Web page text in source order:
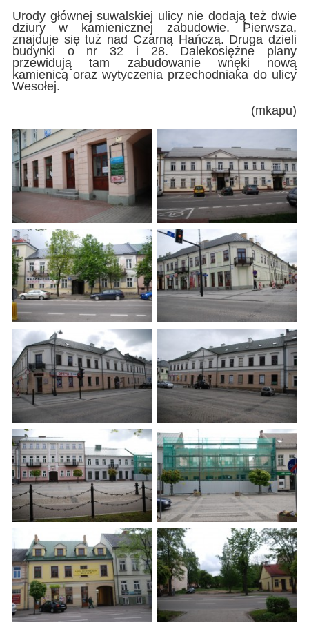
Urody głównej suwalskiej ulicy nie dodają też dwie
dziury w kamienicznej zabudowie. Pierwsza,
znajduje się tuż nad Czarną Hańczą. Druga dzieli
budynki o nr 32 i 28. Dalekosiężne plany
przewidują tam zabudowanie wnęki nową
kamienicą oraz wytyczenia przechodniaka do ulicy
Wesołej.
(mkapu)